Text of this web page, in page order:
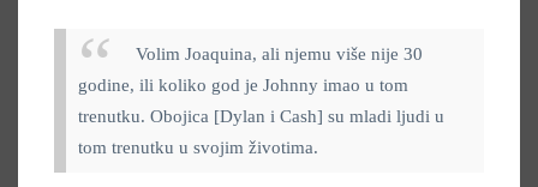
Volim Joaquina, ali njemu više nije 30
godine, ili koliko god je Johnny imao u tom
trenutku. Obojica [Dylan i Cash] su mladi ljudi u
tom trenutku u svojim životima.